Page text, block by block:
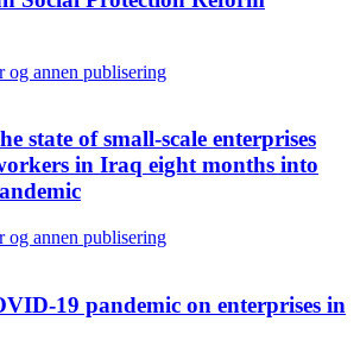
og annen publisering
state of small-scale enterprises
in Iraq eight months into
og annen publisering
19 pandemic on enterprises in